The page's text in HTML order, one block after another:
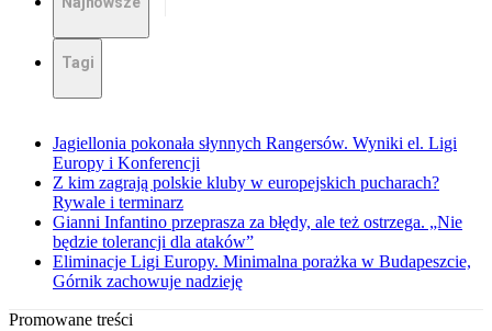
Tagi
Jagiellonia pokonała słynnych Rangersów. Wyniki el. Ligi
Europy i Konferencji
Z kim zagrają polskie kluby w europejskich pucharach?
Rywale i terminarz
Gianni Infantino przeprasza za błędy, ale też ostrzega. „Nie
będzie tolerancji dla ataków”
Eliminacje Ligi Europy. Minimalna porażka w Budapeszcie,
Górnik zachowuje nadzieję
Promowane treści